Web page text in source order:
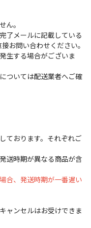
ん。
了メールに記載している
お問い合わせください。
生する場合がございま
ついては配送業者へご確
ております。それぞれご
送時期が異なる商品が含
合、発送時期が一番遅い
ャンセルはお受けできま